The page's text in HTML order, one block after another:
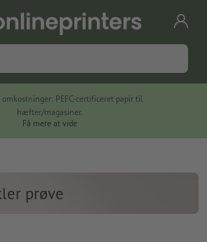
omkostninger: PEFC-certificeret papir til
hæfter/magasiner.
Få mere at vide
prøve